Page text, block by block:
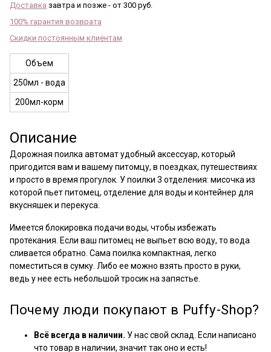
Доставка завтра и позже - от 300 руб.
100% гарантия возврата
Скидки постоянным клиентам
Объем
250мл - вода
200мл-корм
Описание
Дорожная поилка автомат удобный аксессуар, который
пригодится вам и вашему питомцу, в поездках, путешествиях
и просто в время прогулок. У поилки 3 отделения: мисочка из
которой пьет питомец, отделение для воды и контейнер для
вкусняшек и перекуса.
Имеется блокировка подачи воды, чтобы избежать
протекания. Если ваш питомец не выпьет всю воду, то вода
сливается обратно. Сама поилка компактная, легко
поместиться в сумку. Либо ее можно взять просто в руки,
ведь у нее есть небольшой тросик на запястье.
Почему люди покупают в Puffy-Shop?
Всё всегда в наличии. У нас свой склад. Если написано
что товар в наличии, значит так оно и есть!